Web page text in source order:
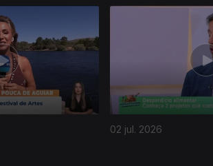
02 jul. 2026